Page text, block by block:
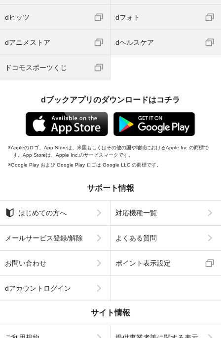
dヒッツ dフォト
dアニメストア dヘルスケア
ドコモスポーツくじ
dブックアプリのダウンロードはコチラ
Appleのロゴ、App Storeは、米国もしくはその他の国や地域におけるApple Inc.の商標で
す。App Storeは、Apple Inc.のサービスマークです。
Google Play および Google Play ロゴは Google LLC の商標です。
サポート情報
はじめての方へ 対応機種一覧
メールサービス登録/解除 よくある質問
お問い合わせ ポイント表示設定
dアカウントログイン
サイト情報